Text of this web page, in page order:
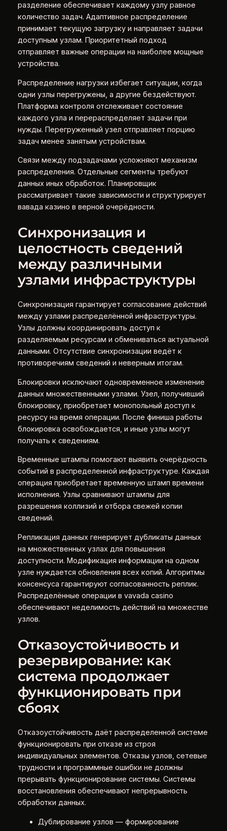
разделение обеспечивает каждому узлу равное
количество задач. Адаптивное распределение
принимает текущую загрузку и направляет задачи
доступным узлам. Приоритетный подход
отправляет важные операции на наиболее мощные
устройства.
Распределение нагрузки избегает ситуации, когда
одни узлы перегружены, а другие бездействуют.
Платформа контроля отслеживает состояние
каждого узла и перераспределяет задачи при
нужды. Перегруженный узел отправляет порцию
задач менее занятым устройствам.
Связи между подзадачами усложняют механизм
распределения. Отдельные сегменты требуют
данных иных обработок. Планировщик
рассматривает такие зависимости и структурирует
вавада казино в верной очерёдности.
Синхронизация и
целостность сведений
между различными
узлами инфраструктуры
Синхронизация гарантирует согласование действий
между узлами распределённой инфраструктуры.
Узлы должны координировать доступ к
разделяемым ресурсам и обмениваться актуальной
данными. Отсутствие синхронизации ведёт к
противоречиям сведений и неверным итогам.
Блокировки исключают одновременное изменение
данных множественными узлами. Узел, получивший
блокировку, приобретает монопольный доступ к
ресурсу на время операции. После финиша работы
блокировка освобождается, и иные узлы могут
получать к сведениям.
Временные штампы помогают выявить очерёдность
событий в распределенной инфраструктуре. Каждая
операция приобретает временную штамп времени
исполнения. Узлы сравнивают штампы для
разрешения коллизий и отбора свежей копии
сведений.
Репликация данных генерирует дубликаты данных
на множественных узлах для повышения
доступности. Модификация информации на одном
узле нуждается обновления всех копий. Алгоритмы
консенсуса гарантируют согласованность реплик.
Распределённые операции в vavada casino
обеспечивают неделимость действий на множестве
узлов.
Отказоустойчивость и
резервирование: как
система продолжает
функционировать при
сбоях
Отказоустойчивость даёт распределенной системе
функционировать при отказе из строя
индивидуальных элементов. Отказы узлов, сетевые
трудности и программные ошибки не должны
прерывать функционирование системы. Системы
восстановления обеспечивают непрерывность
обработки данных.
Дублирование узлов — формирование